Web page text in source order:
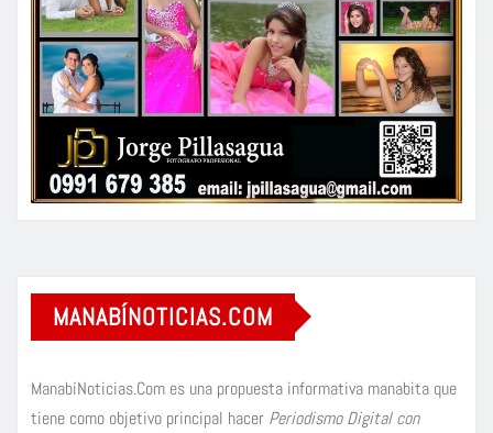
MANABÍNOTICIAS.COM
ManabíNoticias.Com es una propuesta informativa manabita que
tiene como objetivo principal hacer Periodismo Digital con